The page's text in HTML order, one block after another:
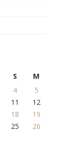
S
M
4
5
11
12
18
19
25
26